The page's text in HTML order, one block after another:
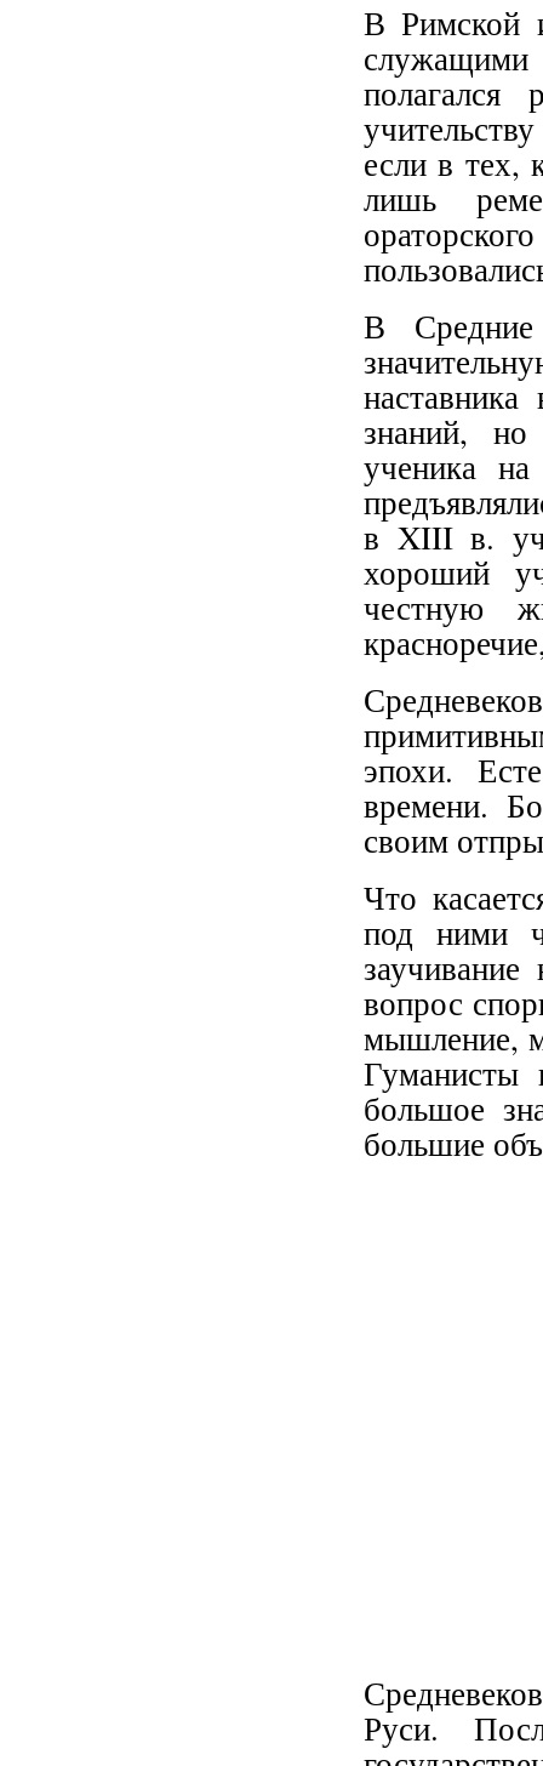
В Римской
служащими
если в тех,
лишь
В
знаний, но
ученика
в XIII в.
хороший
честную
эпохи.
времени.
своим
Что
под ними
вопрос
мышление,
Гуманисты
большое
большие
Руси.